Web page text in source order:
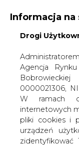
WYDAWCA
WYSOKI
Informacja na
Drogi
Agencja
0000021306,
W ramach
internetowych
pliki cookies i
urządzeń
zidentyfikować